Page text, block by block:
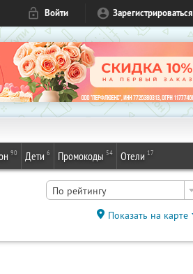
Войти Зарегистрироваться
90 Дети 6 Промокоды 54 Отели 17
По рейтингу
Показать на карте